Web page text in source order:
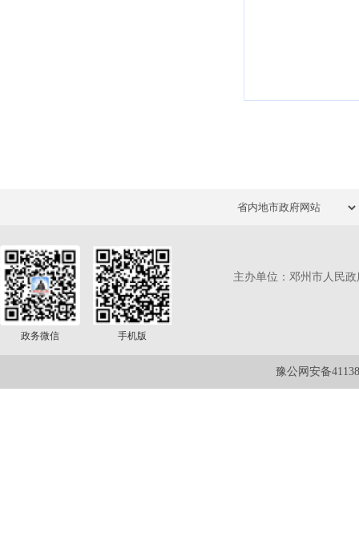
政务微信 手机版
主办单位：邓州市人民
豫公网安备